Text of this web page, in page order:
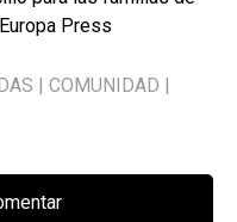
Press
COMUNIDAD